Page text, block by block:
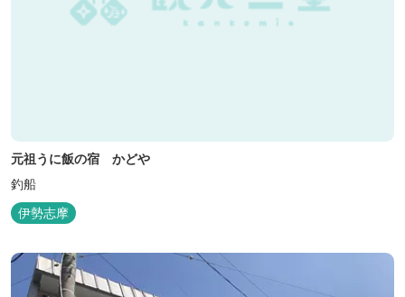
元祖うに飯の宿 かどや
釣船
伊勢志摩